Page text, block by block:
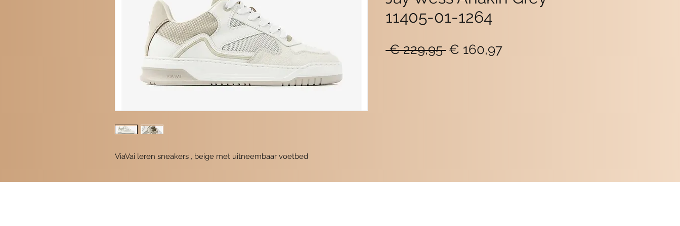
ViaVai leren sneakers , beige met uitneembaar voetbed
11405-01-1264
€ 229,95 Normale
€ 160,97Verkoopprijs